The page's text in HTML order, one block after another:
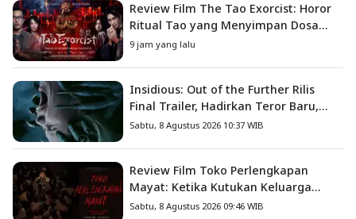
Review Film The Tao Exorcist: Horor
Ritual Tao yang Menyimpan Dosa
Masa Lalu
9 jam yang lalu
Insidious: Out of the Further Rilis
Final Trailer, Hadirkan Teror Baru,
Iblis Kini Masuk ke Dunia Manusia
Sabtu, 8 Agustus 2026 10:37 WIB
Review Film Toko Perlengkapan
Mayat: Ketika Kutukan Keluarga
Menjadi Sumber Teror yang
Sabtu, 8 Agustus 2026 09:46 WIB